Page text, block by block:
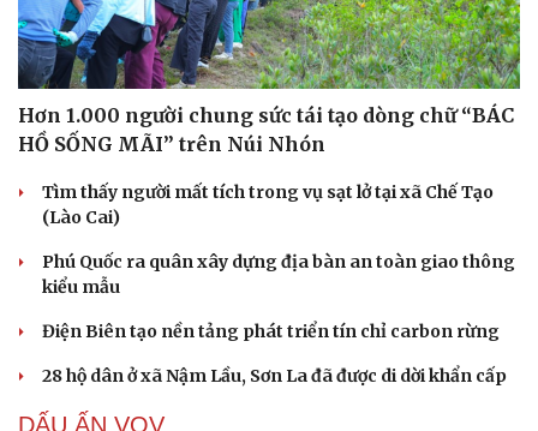
Hơn 1.000 người chung sức tái tạo dòng chữ “BÁC
HỒ SỐNG MÃI” trên Núi Nhón
Tìm thấy người mất tích trong vụ sạt lở tại xã Chế Tạo
(Lào Cai)
Phú Quốc ra quân xây dựng địa bàn an toàn giao thông
kiểu mẫu
Điện Biên tạo nền tảng phát triển tín chỉ carbon rừng
28 hộ dân ở xã Nậm Lầu, Sơn La đã được di dời khẩn cấp
DẤU ẤN VOV